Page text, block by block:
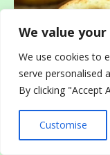
We value
We use cookies to
serve personalised
By clicking "Accept
Customise